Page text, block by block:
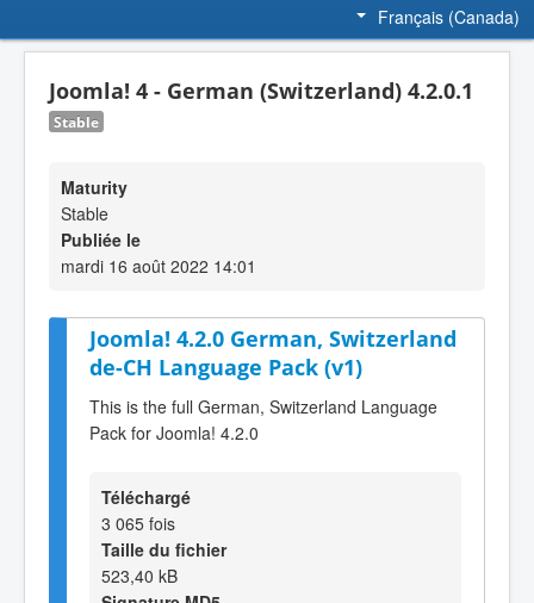
Français (Canada)
Joomla! 4 - German (Switzerland) 4.2.0.1
Stable
Maturity
Stable
Publiée le
mardi 16 août 2022 14:01
Joomla! 4.2.0 German, Switzerland
de-CH Language Pack (v1)
This is the full German, Switzerland Language
Pack for Joomla! 4.2.0
Téléchargé
3 065 fois
Taille du fichier
523,40 kB